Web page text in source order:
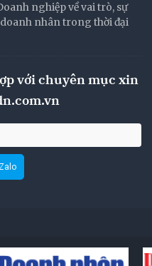
nghiệp về vai trò, sự
nhân trong thời đại
với chuyên mục xin